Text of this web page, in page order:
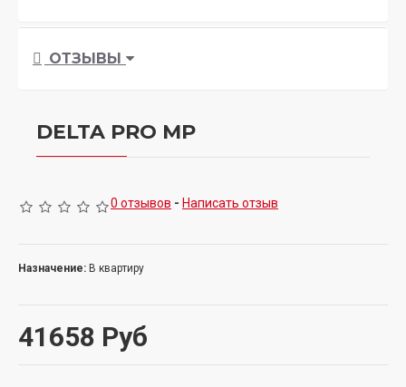
ОТЗЫВЫ
DELTA PRO MP
0 отзывов - Написать отзыв
41658 Руб
Назначение: В квартиру